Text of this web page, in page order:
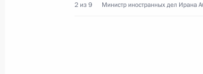
2 из 9 Министр иностранных дел Ирана